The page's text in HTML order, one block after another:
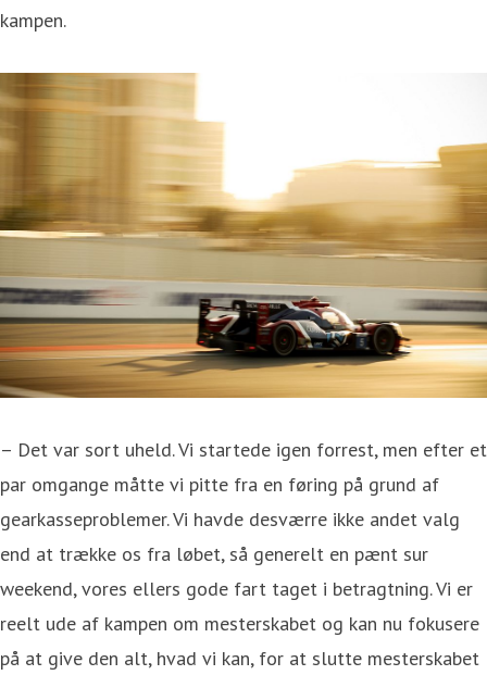
kampen.
– Det var sort uheld. Vi startede igen forrest, men efter et
par omgange måtte vi pitte fra en føring på grund af
gearkasseproblemer. Vi havde desværre ikke andet valg
end at trække os fra løbet, så generelt en pænt sur
weekend, vores ellers gode fart taget i betragtning. Vi er
reelt ude af kampen om mesterskabet og kan nu fokusere
på at give den alt, hvad vi kan, for at slutte mesterskabet